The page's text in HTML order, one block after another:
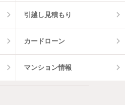
引越し見積もり
カードローン
マンション情報